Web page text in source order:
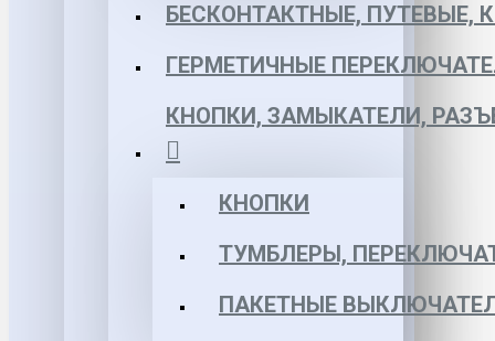
БЕСКОНТАКТНЫЕ, ПУТЕВЫЕ,
ГЕРМЕТИЧНЫЕ
КНОПКИ, ЗАМЫКАТЕЛИ,
КНОПКИ
ТУМБЛЕРЫ,
ПАКЕТНЫЕ